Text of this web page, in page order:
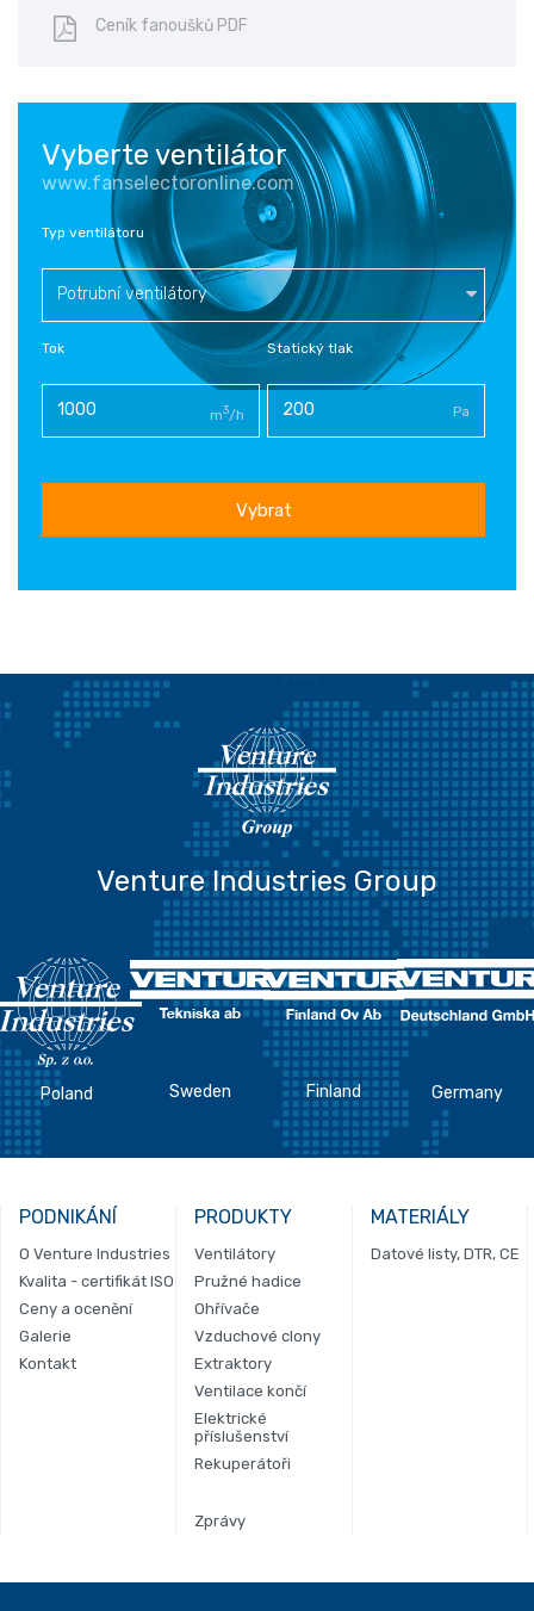
Ceník fanoušků PDF
Vyberte ventilátor
www.fanselectoronline.com
Typ ventilátoru
Potrubní ventilátory
Tok
m3/h
Statický tlak
Pa
Vybrat
Venture Industries Group
Poland Sweden Finland Germany
PODNIKÁNÍ
O Venture Industries
Kvalita - certifikát ISO
Ceny a ocenění
Galerie
Kontakt
PRODUKTY
Ventilátory
Pružné hadice
Ohřívače
Vzduchové clony
Extraktory
Ventilace končí
Elektrické
příslušenství
Rekuperátoři
Zprávy
MATERIÁLY
Datové listy, DTR, CE